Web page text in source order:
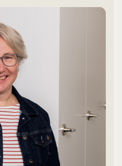
man tatkräftig mit
nichts zu schade. Mit
Dialekt hilft sie
Und ja – Bäuerin
liebsten einen Bauer,
mit ihr ausleben
lange in unserem